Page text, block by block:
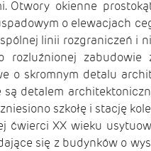
Otwory okienne
o elewacjach
linii rozgraniczeń i
zabudowie
o skromnym detalu
detalem
szkołę i stację
ćwierci XX wieku
się z budynków o